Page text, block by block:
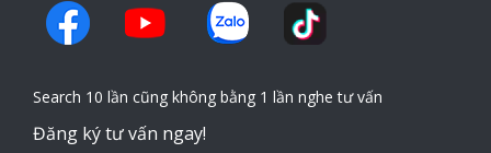
Search 10 lần cũng không bằng 1 lần nghe tư vấn
Đăng ký tư vấn ngay!